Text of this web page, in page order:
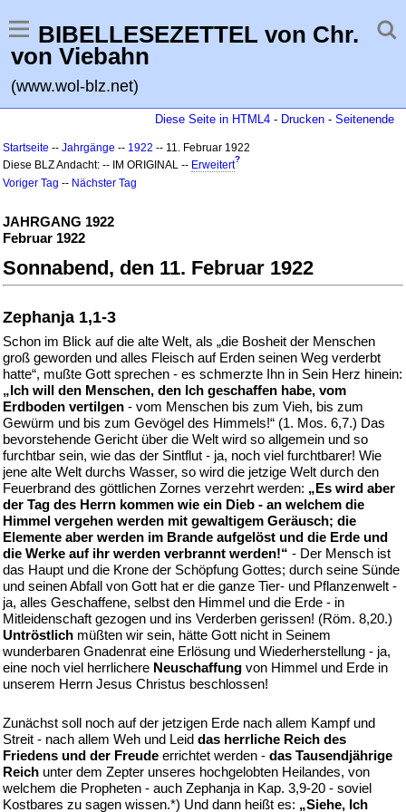
BIBELLESEZETTEL von Chr.
von Viebahn
(www.wol-blz.net)
Diese Seite in HTML4 - Drucken - Seitenende
Startseite -- Jahrgänge -- 1922 -- 11. Februar 1922
Diese BLZ Andacht: -- IM ORIGINAL -- Erweitert?
Voriger Tag -- Nächster Tag
JAHRGANG 1922
Februar 1922
Sonnabend, den 11. Februar 1922
Zephanja 1,1-3
Schon im Blick auf die alte Welt, als „die Bosheit der Menschen
groß geworden und alles Fleisch auf Erden seinen Weg verderbt
hatte“, mußte Gott sprechen - es schmerzte Ihn in Sein Herz hinein:
„Ich will den Menschen, den Ich geschaffen habe, vom
Erdboden vertilgen - vom Menschen bis zum Vieh, bis zum
Gewürm und bis zum Gevögel des Himmels!“ (1. Mos. 6,7.) Das
bevorstehende Gericht über die Welt wird so allgemein und so
furchtbar sein, wie das der Sintflut - ja, noch viel furchtbarer! Wie
jene alte Welt durchs Wasser, so wird die jetzige Welt durch den
Feuerbrand des göttlichen Zornes verzehrt werden: „Es wird aber
der Tag des Herrn kommen wie ein Dieb - an welchem die
Himmel vergehen werden mit gewaltigem Geräusch; die
Elemente aber werden im Brande aufgelöst und die Erde und
die Werke auf ihr werden verbrannt werden!“ - Der Mensch ist
das Haupt und die Krone der Schöpfung Gottes; durch seine Sünde
und seinen Abfall von Gott hat er die ganze Tier- und Pflanzenwelt -
ja, alles Geschaffene, selbst den Himmel und die Erde - in
Mitleidenschaft gezogen und ins Verderben gerissen! (Röm. 8,20.)
Untröstlich müßten wir sein, hätte Gott nicht in Seinem
wunderbaren Gnadenrat eine Erlösung und Wiederherstellung - ja,
eine noch viel herrlichere Neuschaffung von Himmel und Erde in
unserem Herrn Jesus Christus beschlossen!
Zunächst soll noch auf der jetzigen Erde nach allem Kampf und
Streit - nach allem Weh und Leid das herrliche Reich des
Friedens und der Freude errichtet werden - das Tausendjährige
Reich unter dem Zepter unseres hochgelobten Heilandes, von
welchem die Propheten - auch Zephanja in Kap. 3,9-20 - soviel
Kostbares zu sagen wissen.*) Und dann heißt es: „Siehe, Ich